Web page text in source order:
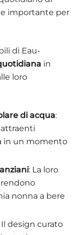
importante per
di Eau-
in
loro
di acqua:
in un momento
: La loro
nonna a bere
Il design curato